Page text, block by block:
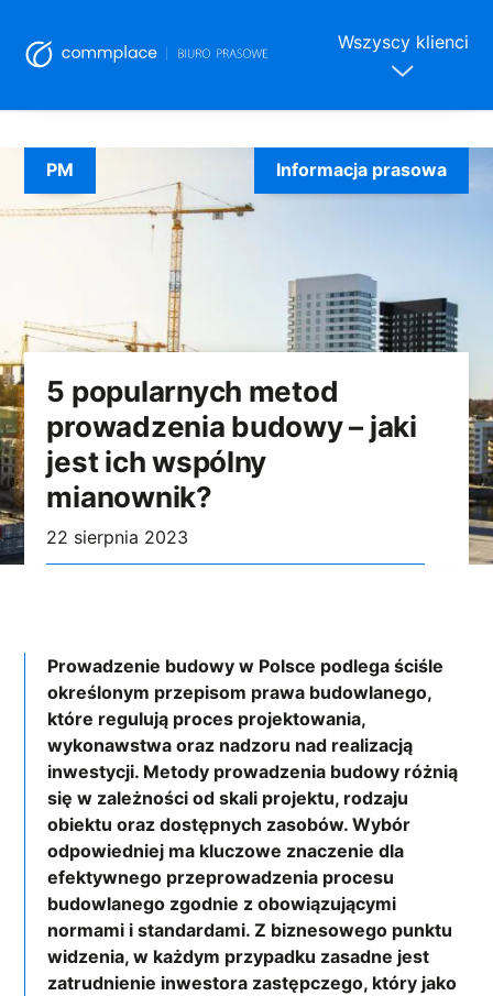
to
content
Wszyscy klienci
5 popularnych metod
prowadzenia budowy – jaki
jest ich wspólny
mianownik?
22 sierpnia 2023
PM Informacja prasowa
Prowadzenie budowy w Polsce podlega ściśle
określonym przepisom prawa budowlanego,
które regulują proces projektowania,
wykonawstwa oraz nadzoru nad realizacją
inwestycji. Metody prowadzenia budowy różnią
się w zależności od skali projektu, rodzaju
obiektu oraz dostępnych zasobów. Wybór
odpowiedniej ma kluczowe znaczenie dla
efektywnego przeprowadzenia procesu
budowlanego zgodnie z obowiązującymi
normami i standardami. Z biznesowego punktu
widzenia, w każdym przypadku zasadne jest
zatrudnienie inwestora zastępczego, który jako